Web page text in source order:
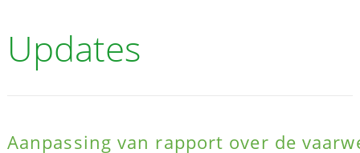
Updates
Aanpassing van rapport over de